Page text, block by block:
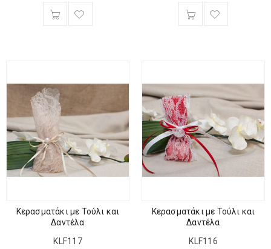
Κερασματάκι με Τούλι και
Δαντέλα
KLF117
Κερασματάκι με Τούλι και
Δαντέλα
KLF116